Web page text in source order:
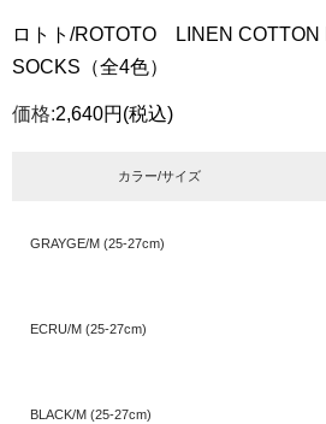
ロトト/ROTOTO LINEN COTTON
SOCKS（全4色）
価格:2,640円 (税込)
カラー/サイズ
GRAYGE/M (25-27cm)
ECRU/M (25-27cm)
BLACK/M (25-27cm)